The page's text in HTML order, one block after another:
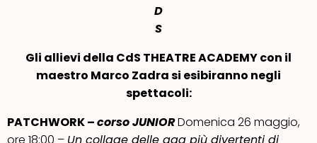
D
S
Gli allievi della CdS THEATRE ACADEMYcon il
maestro Marco Zadra si esibiranno negli
spettacoli:
PATCHWORK –corso JUNIORDomenica 26 maggio,
ore 18:00 – Un collage delle gag più divertenti di